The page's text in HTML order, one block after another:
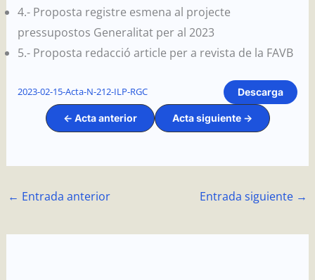
4.- Proposta registre esmena al projecte
pressupostos Generalitat per al 2023
5.- Proposta redacció article per a revista de la FAVB
2023-02-15-Acta-N-212-ILP-RGC Descarga
<- Acta anterior Acta siguiente ->
← Entrada anterior Entrada siguiente →